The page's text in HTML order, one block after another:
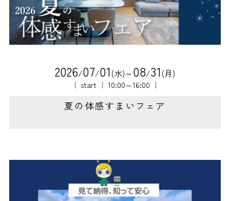
2026/07/01(水)～08/31(月)
｜ start ｜ 10:00～16:00 ｜
夏の体感すまいフェア